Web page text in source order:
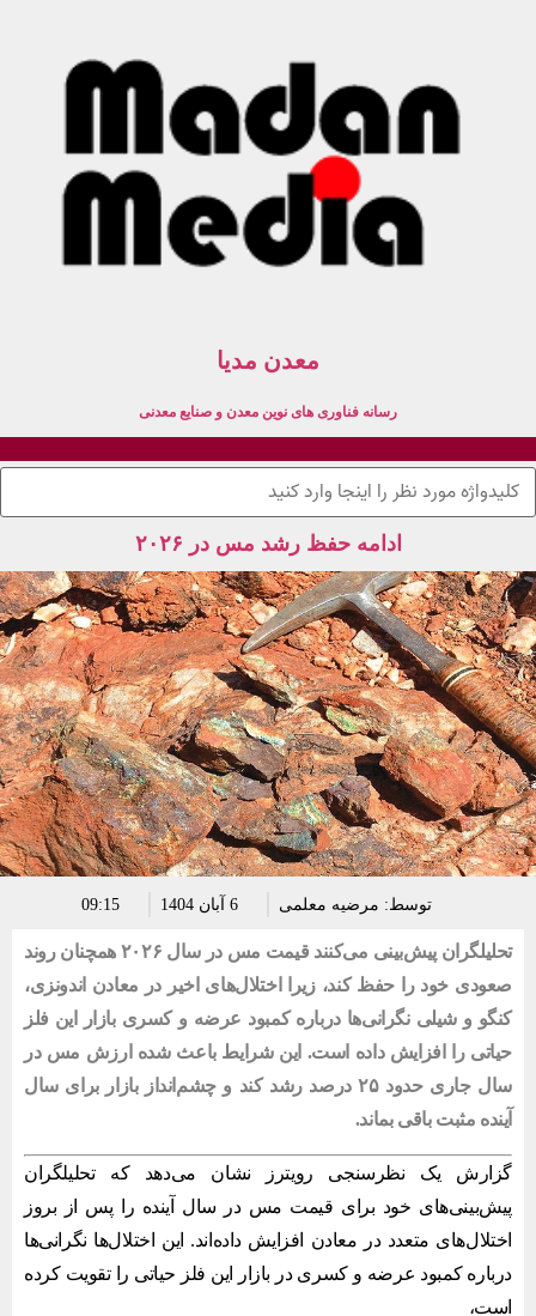
معدن مدیا
رسانه فناوری های نوین معدن و صنایع معدنی
ادامه حفظ رشد مس در ۲۰۲۶
توسط: مرضیه معلمی 6 آبان 1404 09:15
تحلیلگران پیش‌بینی می‌کنند قیمت مس در سال ۲۰۲۶ همچنان روند
صعودی خود را حفظ کند، زیرا اختلال‌های اخیر در معادن اندونزی،
کنگو و شیلی نگرانی‌ها درباره کمبود عرضه و کسری بازار این فلز
حیاتی را افزایش داده است. این شرایط باعث شده ارزش مس در
سال جاری حدود ۲۵ درصد رشد کند و چشم‌انداز بازار برای سال
آینده مثبت باقی بماند.
گزارش یک نظرسنجی رویترز نشان می‌دهد که تحلیلگران
پیش‌بینی‌های خود برای قیمت مس در سال آینده را پس از بروز
اختلال‌های متعدد در معادن افزایش داده‌اند. این اختلال‌ها نگرانی‌ها
درباره کمبود عرضه و کسری در بازار این فلز حیاتی را تقویت کرده
است،